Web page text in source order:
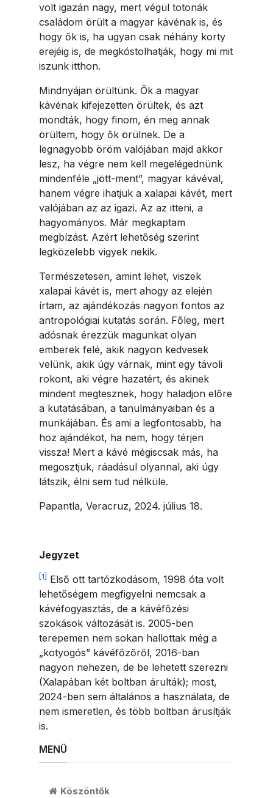
volt igazán nagy, mert végül totonák
családom örült a magyar kávénak is, és
hogy ők is, ha ugyan csak néhány korty
erejéig is, de megkóstolhatják, hogy mi mit
iszunk itthon.
Mindnyájan örültünk. Ők a magyar
kávénak kifejezetten örültek, és azt
mondták, hogy finom, én meg annak
örültem, hogy ők örülnek. De a
legnagyobb öröm valójában majd akkor
lesz, ha végre nem kell megelégednünk
mindenféle „jött-ment”, magyar kávéval,
hanem végre ihatjuk a xalapai kávét, mert
valójában az az igazi. Az az itteni, a
hagyományos. Már megkaptam
megbízást. Azért lehetőség szerint
legközelebb vigyek nekik.
Természetesen, amint lehet, viszek
xalapai kávét is, mert ahogy az elején
írtam, az ajándékozás nagyon fontos az
antropológiai kutatás során. Főleg, mert
adósnak érezzük magunkat olyan
emberek felé, akik nagyon kedvesek
velünk, akik úgy várnak, mint egy távoli
rokont, aki végre hazatért, és akinek
mindent megtesznek, hogy haladjon előre
a kutatásában, a tanulmányaiban és a
munkájában. És ami a legfontosabb, ha
hoz ajándékot, ha nem, hogy térjen
vissza! Mert a kávé mégiscsak más, ha
megosztjuk, ráadásul olyannal, aki úgy
látszik, élni sem tud nélküle.
Papantla, Veracruz, 2024. július 18.
Jegyzet
[1]
Első ott tartózkodásom, 1998 óta volt
lehetőségem megfigyelni nemcsak a
kávéfogyasztás, de a kávéfőzési
szokások változását is. 2005-ben
terepemen nem sokan hallottak még a
„kotyogós” kávéfőzőről, 2016-ban
nagyon nehezen, de be lehetett szerezni
(Xalapában két boltban árulták); most,
2024-ben sem általános a használata, de
nem ismeretlen, és több boltban árusítják
is.
MENÜ
Köszöntők